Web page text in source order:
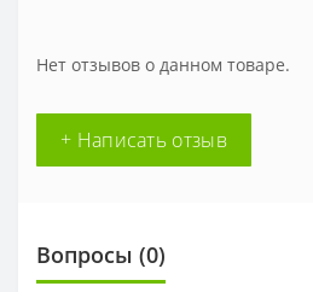
Нет отзывов о данном товаре.
+ Написать отзыв
Вопросы (0)